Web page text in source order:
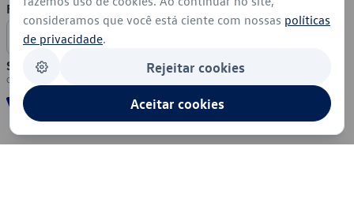
Formas de Pagamento
Segurança
consideramos que você está ciente com nossas políticas
de privacidade.
Rejeitar cookies
Aceitar cookies